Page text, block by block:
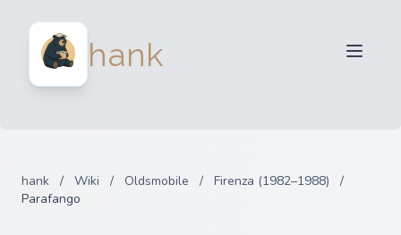
hankPer acquirenti
hank / Wiki / Oldsmobile / Firenza (1982–1988)
/
Parafango